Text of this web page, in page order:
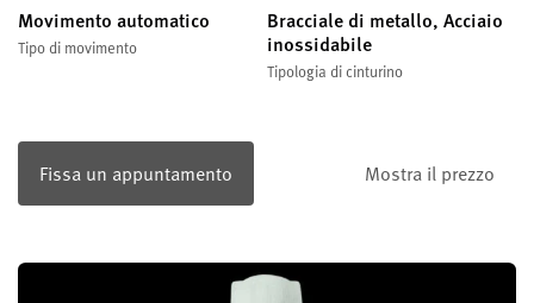
Movimento automatico
Tipo di movimento
Bracciale di metallo, Acciaio
inossidabile
Tipologia di cinturino
Fissa un appuntamento Mostra il prezzo